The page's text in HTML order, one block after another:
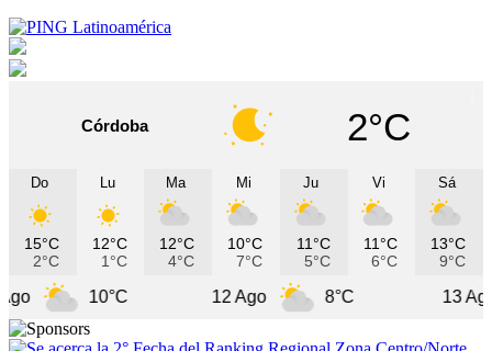
Córdoba 2°C
Do
15°C
2°C
Lu
12°C
1°C
Ma
12°C
4°C
Mi
10°C
7°C
Ju
11°C
5°C
Vi
11°C
6°C
Sá
13°C
9°C
10°C 8°C